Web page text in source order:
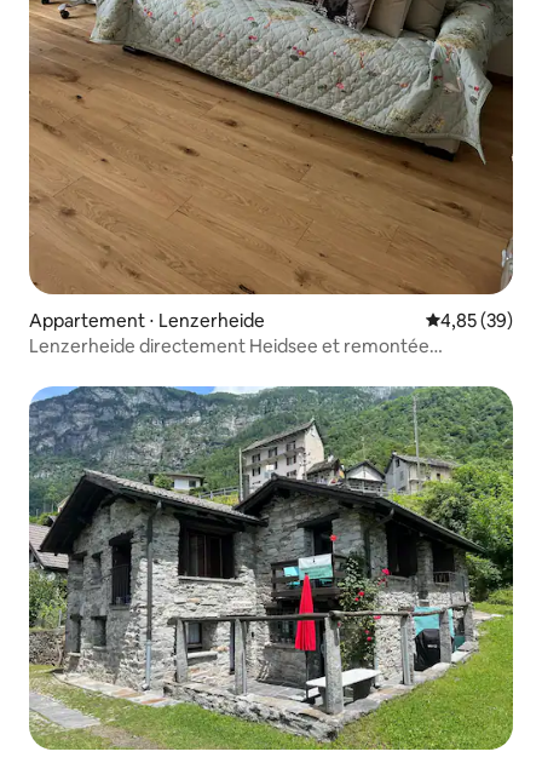
Appartement ⋅ Lenzerheide Évaluation
4,85 (39)
Lenzerheide directement Heidsee et remontée